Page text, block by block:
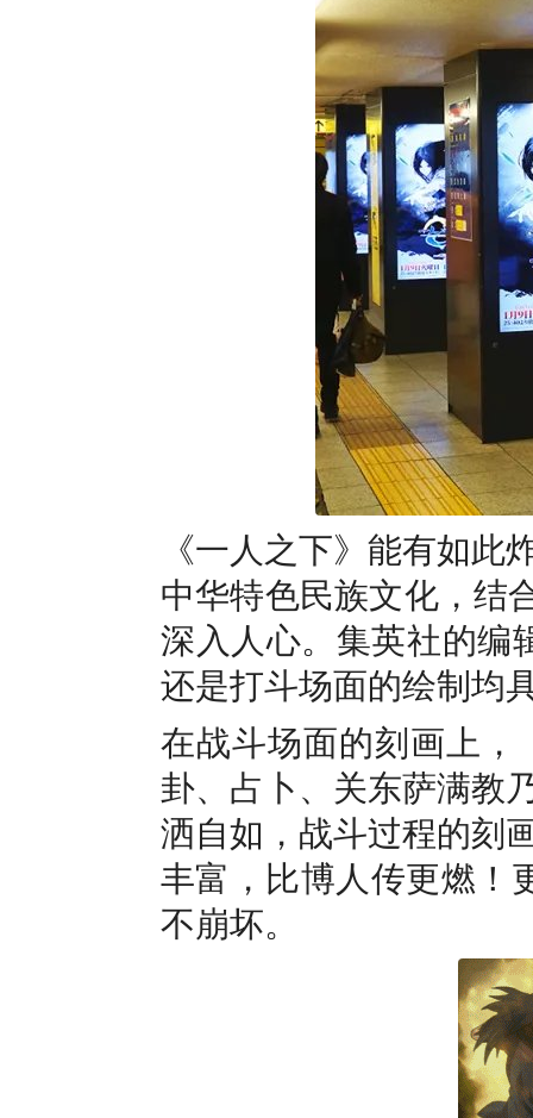
《一人之下》能有如
中华特色民族文化，结
深入人心。集英社的编
还是打斗场面的绘制均
在战斗场面的刻画上，
卦、占卜、关东萨满教
洒自如，战斗过程的刻
丰富，比博人传更燃！
不崩坏。